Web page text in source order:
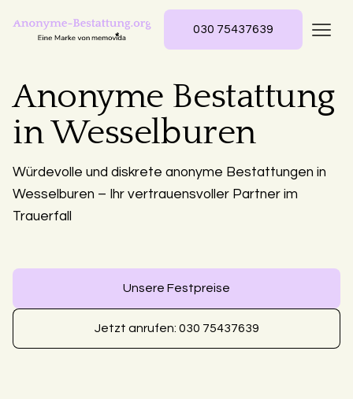
030 75437639
Anonyme Bestattung
in Wesselburen
Würdevolle und diskrete anonyme Bestattungen in
Wesselburen – Ihr vertrauensvoller Partner im
Trauerfall
Unsere Festpreise
Jetzt anrufen: 030 75437639